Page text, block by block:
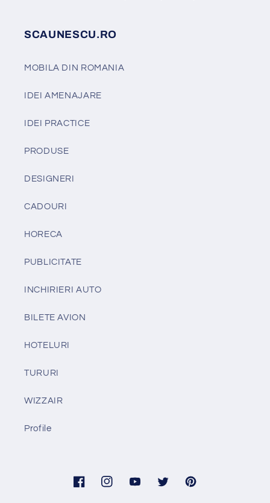
SCAUNESCU.RO
MOBILA DIN ROMANIA
IDEI AMENAJARE
IDEI PRACTICE
PRODUSE
DESIGNERI
CADOURI
HORECA
PUBLICITATE
INCHIRIERI AUTO
BILETE AVION
HOTELURI
TURURI
WIZZAIR
Profile
FacebookInstagramYouTubeTwitter Pinterest